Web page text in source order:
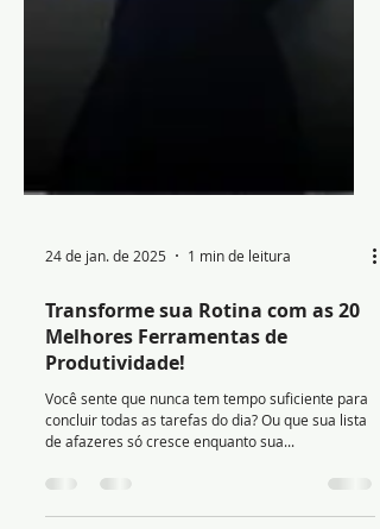
24 de jan. de 2025 1 min de leitura
Transforme sua Rotina com as 20
Melhores Ferramentas de
Produtividade!
Você sente que nunca tem tempo suficiente para